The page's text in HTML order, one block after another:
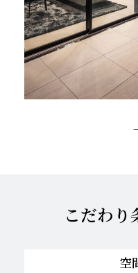
こだわり
空